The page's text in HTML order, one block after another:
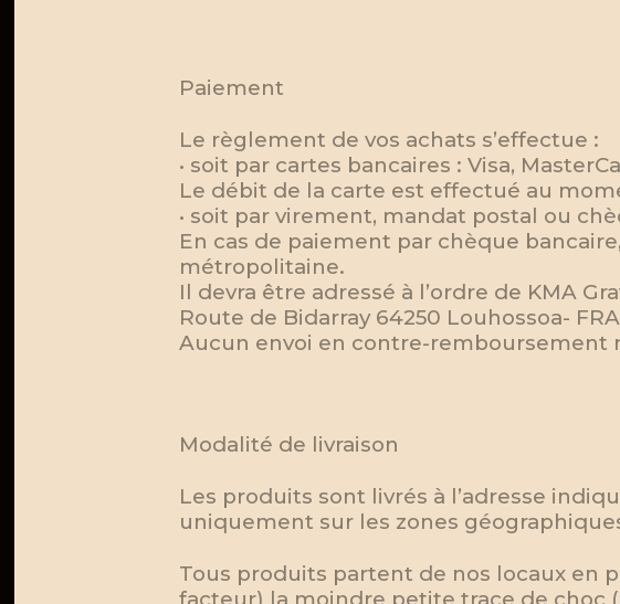
Paiement
Le règlement de vos achats s’effectue :
• soit par cartes bancaires : Visa,
Le débit de la carte est effectué au
• soit par virement, mandat postal ou
En cas de paiement par chèque
métropolitaine.
Il devra être adressé à l’ordre de KMA
Route de Bidarray 64250 Louhossoa-
Aucun envoi en contre-remboursement
Modalité de livraison
Les produits sont livrés à l’adresse
uniquement sur les zones
Tous produits partent de nos locaux en
facteur) la moindre petite trace de choc